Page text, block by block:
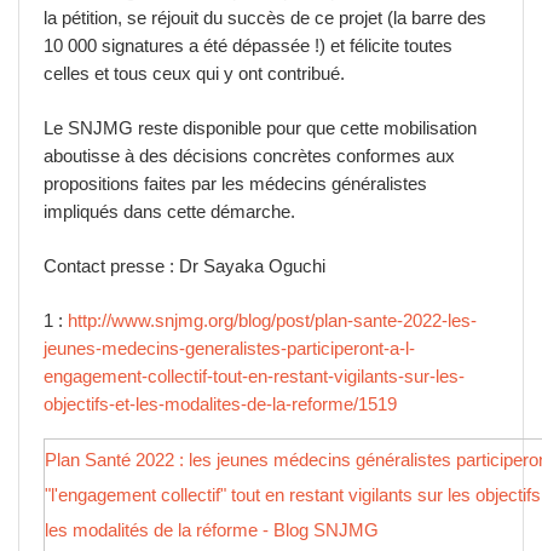
la pétition, se réjouit du succès de ce projet (la barre des
10 000 signatures a été dépassée !) et félicite toutes
celles et tous ceux qui y ont contribué.
Le SNJMG reste disponible pour que cette mobilisation
aboutisse à des décisions concrètes conformes aux
propositions faites par les médecins généralistes
impliqués dans cette démarche.
Contact presse : Dr Sayaka Oguchi
1 : http://www.snjmg.org/blog/post/plan-sante-2022-les-
jeunes-medecins-generalistes-participeront-a-l-
engagement-collectif-tout-en-restant-vigilants-sur-les-
objectifs-et-les-modalites-de-la-reforme/1519
Plan Santé 2022 : les jeunes médecins généralistes
"l'engagement collectif" tout en restant vigilants sur les
les modalités de la réforme - Blog SNJMG